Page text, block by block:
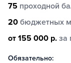
75 проходной
20 бюджетных
от 155 000 р. за
Обязательно: